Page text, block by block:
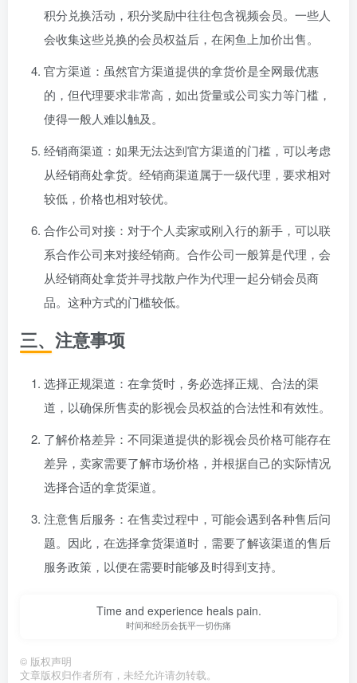
积分兑换活动，积分奖励中往往包含视频会员。一些人
会收集这些兑换的会员权益后，在闲鱼上加价出售。
官方渠道：虽然官方渠道提供的拿货价是全网最优惠
的，但代理要求非常高，如出货量或公司实力等门槛，
使得一般人难以触及。
经销商渠道：如果无法达到官方渠道的门槛，可以考虑
从经销商处拿货。经销商渠道属于一级代理，要求相对
较低，价格也相对较优。
合作公司对接：对于个人卖家或刚入行的新手，可以联
系合作公司来对接经销商。合作公司一般算是代理，会
从经销商处拿货并寻找散户作为代理一起分销会员商
品。这种方式的门槛较低。
三、注意事项
选择正规渠道：在拿货时，务必选择正规、合法的渠
道，以确保所售卖的影视会员权益的合法性和有效性。
了解价格差异：不同渠道提供的影视会员价格可能存在
差异，卖家需要了解市场价格，并根据自己的实际情况
选择合适的拿货渠道。
注意售后服务：在售卖过程中，可能会遇到各种售后问
题。因此，在选择拿货渠道时，需要了解该渠道的售后
服务政策，以便在需要时能够及时得到支持。
Time and experience heals pain.
时间和经历会抚平一切伤痛
© 版权声明
文章版权归作者所有，未经允许请勿转载。